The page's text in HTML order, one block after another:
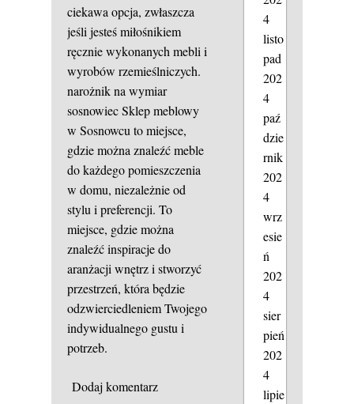
ciekawa opcja, zwłaszcza
jeśli jesteś miłośnikiem
ręcznie wykonanych mebli i
wyrobów rzemieślniczych.
narożnik na wymiar
sosnowiecSklep meblowy
w Sosnowcu to miejsce,
gdzie można znaleźć meble
do każdego pomieszczenia
w domu, niezależnie od
stylu i preferencji. To
miejsce, gdzie można
znaleźć inspiracje do
aranżacji wnętrz i stworzyć
przestrzeń, która będzie
odzwierciedleniem Twojego
indywidualnego gustu i
potrzeb.
Dodaj komentarz
4
listo
pad
202
4
paź
dzie
rnik
202
4
wrz
esie
ń
202
4
sier
pień
202
4
lipie